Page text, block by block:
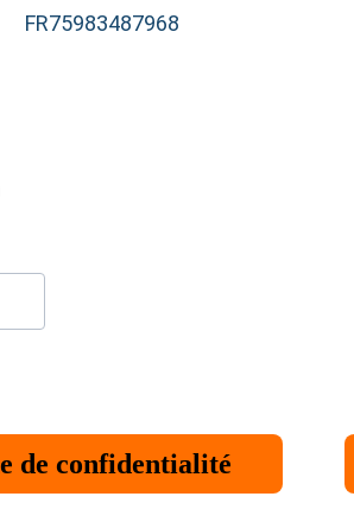
FR75983487968
de confidentialité